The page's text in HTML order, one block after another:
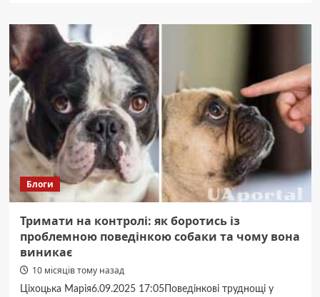
Дніпропетровщині
розшукують
підозрюваного
Юрія
Лихача
Блоги
Тримати на контролі: як боротись із
проблемною поведінкою собаки та чому вона
виникає
10 місяців тому назад
Ціхоцька Марія6.09.2025 17:05Поведінкові труднощі у